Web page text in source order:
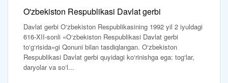
O'zbekiston Respublikasi Davlat gerbi
Davlat gerbi O‘zbekiston Respublikasining 1992 yil 2 iyuldagi
616-XII-sonli «O‘zbekiston Respublikasi Davlat gerbi
to‘g‘risida»gi Qonuni bilan tasdiqlangan. O‘zbekiston
Respublikasi Davlat gerbi quyidagi ko‘rinishga ega: tog‘lar,
daryolar va so‘l...